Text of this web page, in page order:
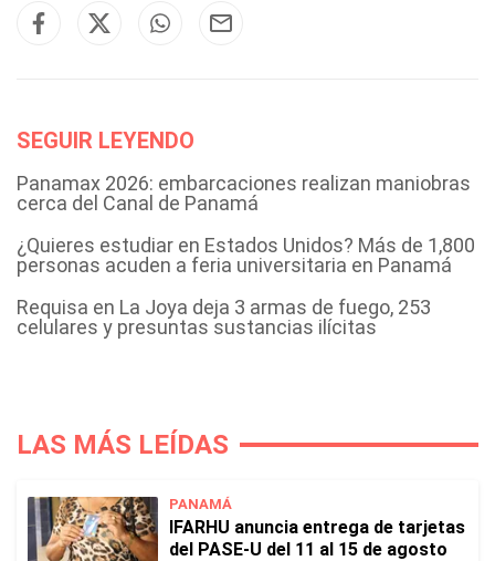
SEGUIR LEYENDO
Panamax 2026: embarcaciones realizan maniobras
cerca del Canal de Panamá
¿Quieres estudiar en Estados Unidos? Más de 1,800
personas acuden a feria universitaria en Panamá
Requisa en La Joya deja 3 armas de fuego, 253
celulares y presuntas sustancias ilícitas
LAS MÁS LEÍDAS
PANAMÁ
IFARHU anuncia entrega de tarjetas
del PASE-U del 11 al 15 de agosto